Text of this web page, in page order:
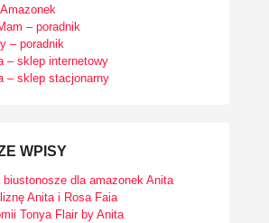
– poradnik
– poradnik
– sklep internetowy
– sklep stacjonarny
WPISY
biustonosze dla amazonek Anita
Anita i Rosa Faia
Tonya Flair by Anita